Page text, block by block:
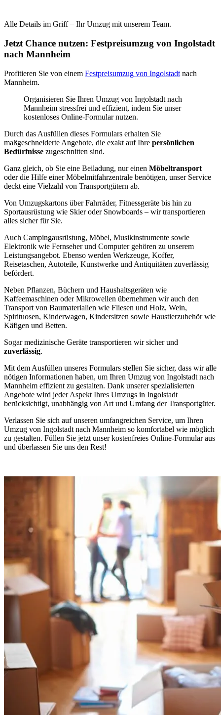
Alle Details im Griff – Ihr Umzug mit unserem Team.
Jetzt Chance nutzen: Festpreisumzug von Ingolstadt
nach Mannheim
Profitieren Sie von einem Festpreisumzug von Ingolstadt nach
Mannheim.
Organisieren Sie Ihren Umzug von Ingolstadt nach
Mannheim stressfrei und effizient, indem Sie unser
kostenloses Online-Formular nutzen.
Durch das Ausfüllen dieses Formulars erhalten Sie
maßgeschneiderte Angebote, die exakt auf Ihre persönlichen
Bedürfnisse zugeschnitten sind.
Ganz gleich, ob Sie eine Beiladung, nur einen Möbeltransport
oder die Hilfe einer Möbelmitfahrzentrale benötigen, unser Service
deckt eine Vielzahl von Transportgütern ab.
Von Umzugskartons über Fahrräder, Fitnessgeräte bis hin zu
Sportausrüstung wie Skier oder Snowboards – wir transportieren
alles sicher für Sie.
Auch Campingausrüstung, Möbel, Musikinstrumente sowie
Elektronik wie Fernseher und Computer gehören zu unserem
Leistungsangebot. Ebenso werden Werkzeuge, Koffer,
Reisetaschen, Autoteile, Kunstwerke und Antiquitäten zuverlässig
befördert.
Neben Pflanzen, Büchern und Haushaltsgeräten wie
Kaffeemaschinen oder Mikrowellen übernehmen wir auch den
Transport von Baumaterialien wie Fliesen und Holz, Wein,
Spirituosen, Kinderwagen, Kindersitzen sowie Haustierzubehör wie
Käfigen und Betten.
Sogar medizinische Geräte transportieren wir sicher und
zuverlässig.
Mit dem Ausfüllen unseres Formulars stellen Sie sicher, dass wir alle
nötigen Informationen haben, um Ihren Umzug von Ingolstadt nach
Mannheim effizient zu gestalten. Dank unserer spezialisierten
Angebote wird jeder Aspekt Ihres Umzugs in Ingolstadt
berücksichtigt, unabhängig von Art und Umfang der Transportgüter.
Verlassen Sie sich auf unseren umfangreichen Service, um Ihren
Umzug von Ingolstadt nach Mannheim so komfortabel wie möglich
zu gestalten. Füllen Sie jetzt unser kostenfreies Online-Formular aus
und überlassen Sie uns den Rest!